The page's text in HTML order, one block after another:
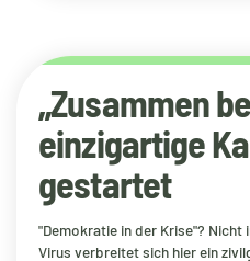
„Zusammen
einzigartige
gestartet
"Demokratie in der Krise"? Nicht
Virus verbreitet sich hier ein